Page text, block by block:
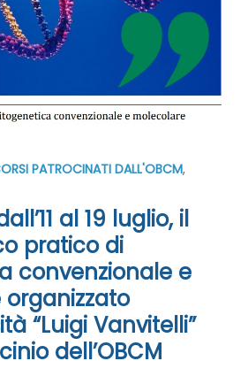
PATROCINATI DALL'OBCM,
al 19 luglio, il
pratico di
convenzionale e
“Luigi Vanvitelli”
dell’OBCM